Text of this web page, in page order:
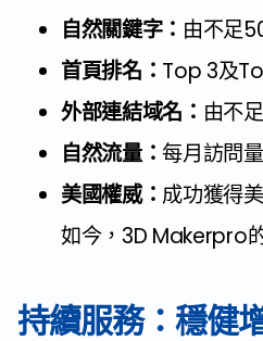
自然關鍵字： 由不足
首頁排名： Top 3及
外部連結域名： 由不
自然流量：每月訪問
美國權威：成功獲得
如今，3D Makerpro
持續服務：穩健